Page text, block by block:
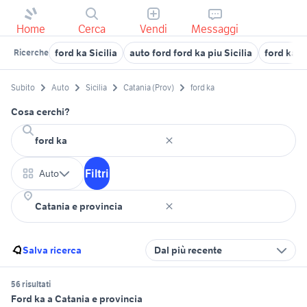
Home Cerca Vendi Messaggi
Ricerche ford ka Sicilia auto ford ford ka piu Sicilia ford ka
Subito Auto Sicilia Catania (Prov) ford ka
Cosa cerchi?
Auto Filtri
Salva ricerca Dal più recente
56 risultati
Ford ka a Catania e provincia